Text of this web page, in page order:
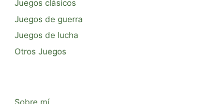
Juegos clásicos
Juegos de guerra
Juegos de lucha
Otros Juegos
Sobre mí